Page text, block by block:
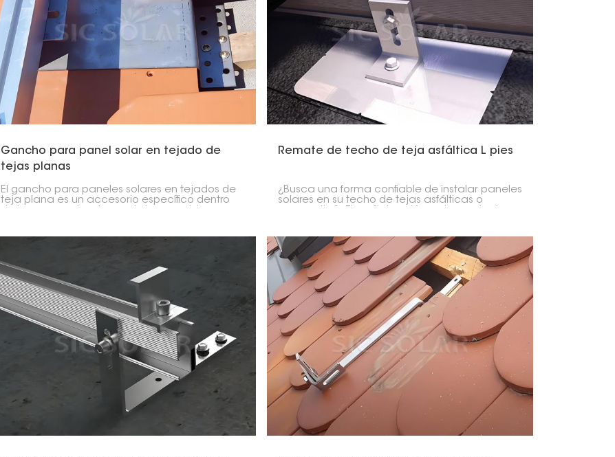
Gancho para panel solar en tejado de
tejas planas
El gancho para paneles solares en tejados de
teja plana es un accesorio específico dentro
Remate de techo de teja asfáltica L pies
¿Busca una forma confiable de instalar paneles
solares en su techo de tejas asfálticas o
relieve que encajan perfectamente con una
almohadilla de goma, garantizando una unión
perfecta con el perfil en L para un rendimiento
óptimo.